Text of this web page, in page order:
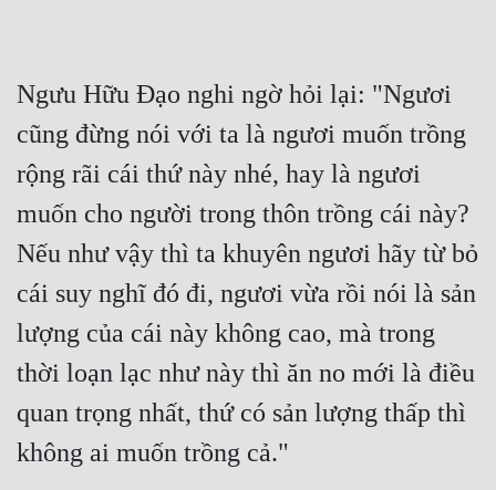
Ngưu Hữu Đạo nghi ngờ hỏi lại: "Ngươi
cũng đừng nói với ta là ngươi muốn trồng
rộng rãi cái thứ này nhé, hay là ngươi
muốn cho người trong thôn trồng cái này?
Nếu như vậy thì ta khuyên ngươi hãy từ bỏ
cái suy nghĩ đó đi, ngươi vừa rồi nói là sản
lượng của cái này không cao, mà trong
thời loạn lạc như này thì ăn no mới là điều
quan trọng nhất, thứ có sản lượng thấp thì